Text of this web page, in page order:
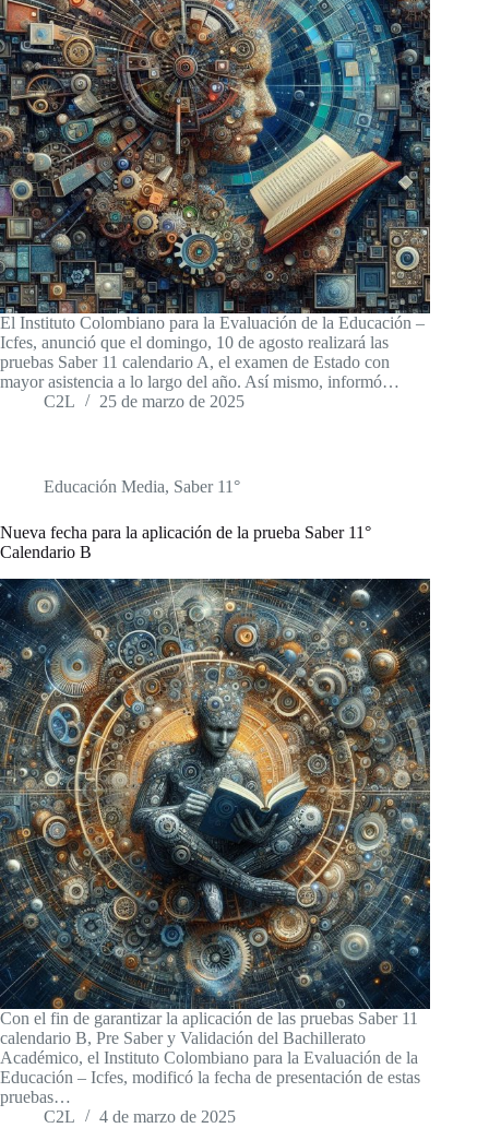
El Instituto Colombiano para la Evaluación de la Educación –
Icfes, anunció que el domingo, 10 de agosto realizará las
pruebas Saber 11 calendario A, el examen de Estado con
mayor asistencia a lo largo del año. Así mismo, informó…
C2L
25 de marzo de 2025
Educación Media, Saber 11°
Nueva fecha para la aplicación de la prueba Saber 11°
Calendario B
Con el fin de garantizar la aplicación de las pruebas Saber 11
calendario B, Pre Saber y Validación del Bachillerato
Académico, el Instituto Colombiano para la Evaluación de la
Educación – Icfes, modificó la fecha de presentación de estas
pruebas…
C2L
4 de marzo de 2025